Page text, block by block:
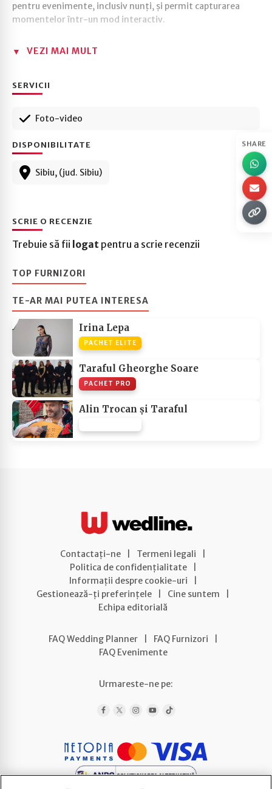
SHARE
pentru evenimente, inclusiv nunți, și permit capturarea
momentelor într-un mod interactiv.
VEZI MAI MULT
SERVICII
Foto-video
DISPONIBILITATE
Sibiu, (jud. Sibiu)
SCRIE O RECENZIE
Trebuie să fii logat pentru a scrie recenzii
TOP FURNIZORI
TE-AR MAI PUTEA INTERESA
Irina Lepa
PACHET ELITE
Taraful Gheorghe Soare
PACHET PRO
Alin Trocan și Taraful
Contactați-ne Termeni legali
Politica de confidențialitate
Informații despre cookie-uri
Gestionează-ți preferințele
Cine suntem
Echipa editorială
FAQ Wedding Planner FAQ Furnizori
FAQ Evenimente
Urmareste-ne pe: